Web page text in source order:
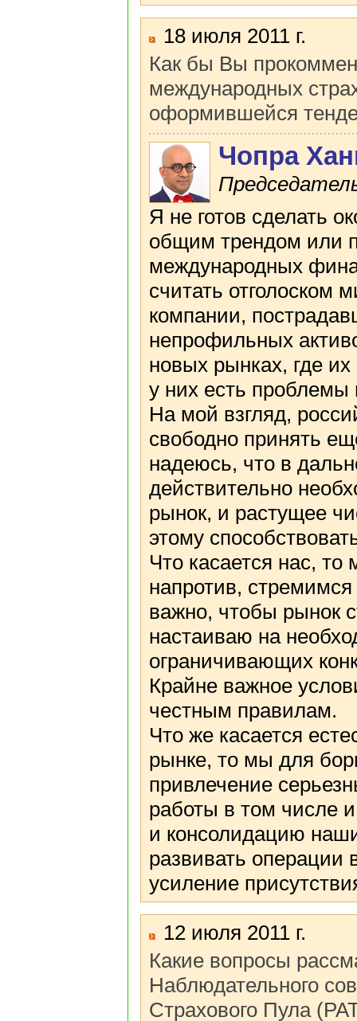
18 июля 2011 г.
Как бы Вы
международных
оформившейся
Чопра
Я не готов сделать
общим трендом или
международных
считать отголоском
компании,
непрофильных
новых рынках, где
у них есть
На мой взгляд,
свободно принять
надеюсь, что в
действительно
рынок, и растущее
этому
Что касается нас,
напротив,
важно, чтобы рынок
настаиваю на
ограничивающих
Крайне важное
честным правилам.
Что же касается
рынке, то мы для
привлечение
работы в том числе
и консолидацию
развивать операции
усиление
12 июля 2011 г.
Какие вопросы
Наблюдательного
Страхового Пула